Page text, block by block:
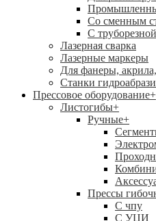
Со сменным
С
Лазерная сварка
Лазерные маркеры
Для фанеры,
Станки
Прессовое оборудование+
Листогибы+
Ручные+
Прессы
C чпу
С УЦИ